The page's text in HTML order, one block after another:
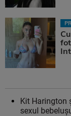
Kit Harington
sexul